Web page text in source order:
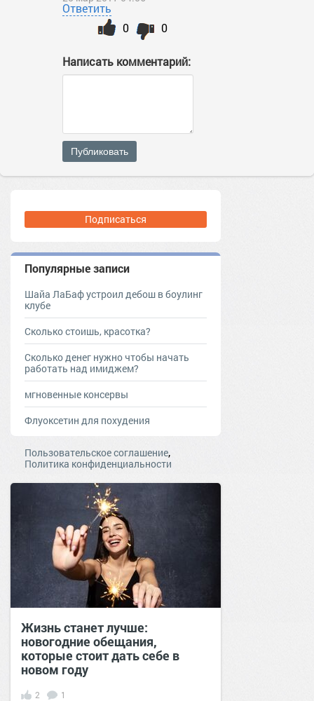
Ответить
0
0
Написать комментарий:
Публиковать
Подписаться
Популярные записи
Шайа ЛаБаф устроил дебош в боулинг
клубе
Сколько стоишь, красотка?
Сколько денег нужно чтобы начать
работать над имиджем?
мгновенные консервы
Флуоксетин для похудения
Пользовательское соглашение,
Политика конфиденциальности
Жизнь станет лучше:
новогодние обещания,
которые стоит дать себе в
новом году
2 1